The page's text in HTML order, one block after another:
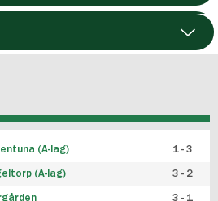
(A-lag) 1 - 3
(A-lag) 3 - 2
3 - 1